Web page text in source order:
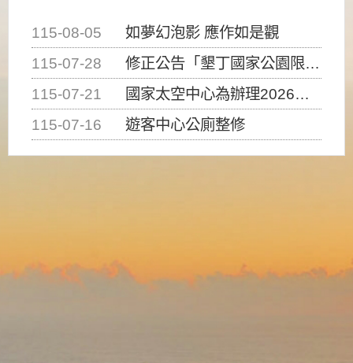
115-08-05
如夢幻泡影 應作如是觀
115-07-28
修正公告「墾丁國家公園限制水域遊憩活動之種類、範圍、時間及行為」，自即日生效。
115-07-21
國家太空中心為辦理2026台灣盃火箭競賽，陸、海、空域警戒及協調相關事宜，因颱風備案事宜
115-07-16
遊客中心公廁整修